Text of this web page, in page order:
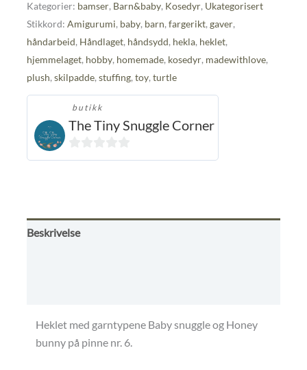
Kategorier: bamser, Barn&baby, Kosedyr, Ukategorisert
Stikkord: Amigurumi, baby, barn, fargerikt, gaver,
håndarbeid, Håndlaget, håndsydd, hekla, heklet,
hjemmelaget, hobby, homemade, kosedyr, madewithlove,
plush, skilpadde, stuffing, toy, turtle
butikk
The Tiny Snuggle Corner
0
Beskrivelse
Heklet med garntypene Baby snuggle og Honey
bunny på pinne nr. 6.